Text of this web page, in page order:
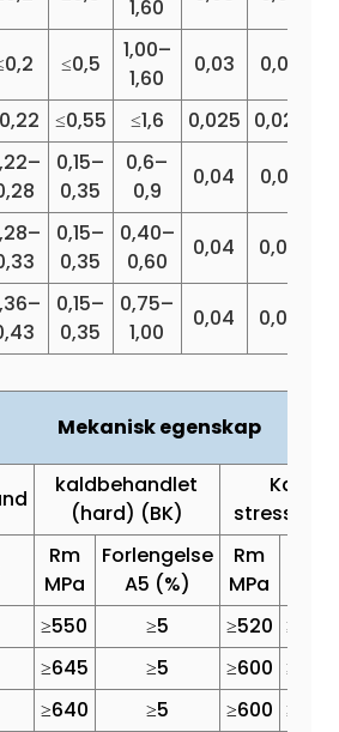
1,60
≤0,5
1,00–
1,60
0,03 0,03
≤0,55 ≤1,6 0,025 0,025
0,15–
0,35
0,6–
0,9
0,04 0,05
0,15–
0,35
0,40–
0,60
0,04 0,04
0,15–
0,35
0,75–
1,00
0,04 0,04
Mekanisk egenskap
kaldbehandlet
(hard) (BK)
Rm
MPa
Forlengelse
A5 (%)
Rm
MPa
≥550 ≥5 ≥520 ≥375
≥645 ≥5 ≥600 ≥520
≥640 ≥5 ≥600 ≥520